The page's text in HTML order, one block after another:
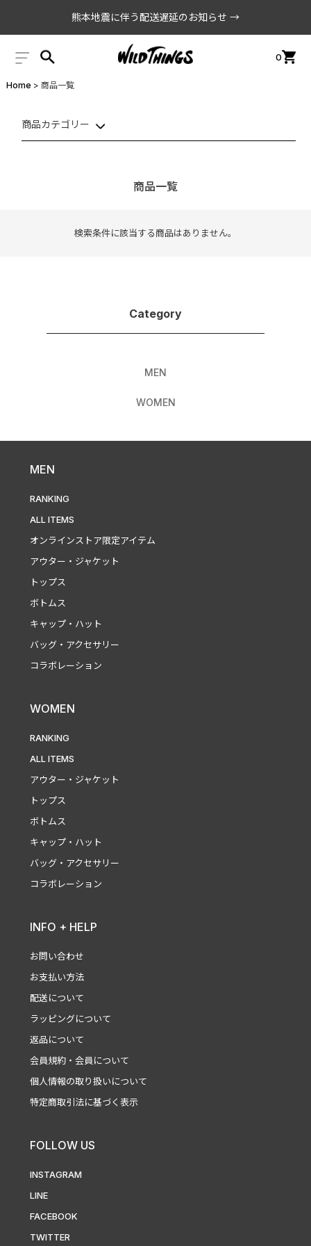
熊本地震に伴う配送遅延のお知らせ →
0
Home 商品一覧
商品カテゴリー
商品一覧
検索条件に該当する商品はありません。
Category
MEN
WOMEN
MEN
RANKING
ALL ITEMS
オンラインストア限定アイテム
アウター・ジャケット
トップス
ボトムス
キャップ・ハット
バッグ・アクセサリー
コラボレーション
WOMEN
RANKING
ALL ITEMS
アウター・ジャケット
トップス
ボトムス
キャップ・ハット
バッグ・アクセサリー
コラボレーション
INFO + HELP
お問い合わせ
お支払い方法
配送について
ラッピングについて
返品について
会員規約・会員について
個人情報の取り扱いについて
特定商取引法に基づく表示
FOLLOW US
INSTAGRAM
LINE
FACEBOOK
TWITTER